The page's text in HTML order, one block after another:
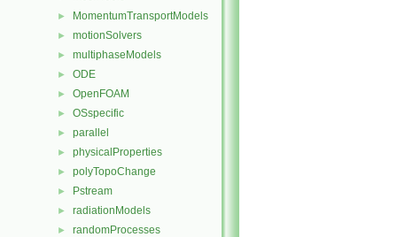
► MomentumTransportModels
► motionSolvers
► multiphaseModels
► ODE
► OpenFOAM
► OSspecific
► parallel
► physicalProperties
► polyTopoChange
► Pstream
► radiationModels
► randomProcesses